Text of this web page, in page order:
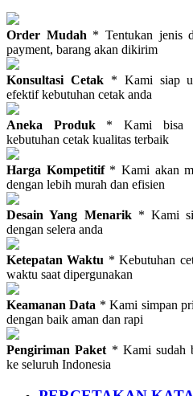
Order Mudah * Tentukan jenis
payment, barang akan dikirim
Konsultasi Cetak* Kami siap
efektif kebutuhan cetak anda
Aneka Produk * Kami bisa
kebutuhan cetak kualitas terbaik
Harga Kompetitif* Kami akan
dengan lebih murah dan efisien
Desain Yang Menarik* Kami
dengan selera anda
Ketepatan Waktu * Kebutuhan
waktu saat dipergunakan
Keamanan Data * Kami simpan
dengan baik aman dan rapi
Pengiriman Paket * Kami sudah
ke seluruh Indonesia